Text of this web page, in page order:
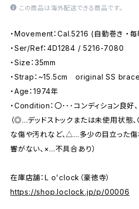
この商品は海外配送できる商品です。
・Movement：Cal.5216 (自動巻き ・
・Ser/Ref：4D1284 / 5216-7080
・Size：35mm
・Strap：~15.5cm original SS
・Age：1974年
・Condition：〇･･･コンディション良好
（◎…デッドストックまたは未使用状態
な傷や汚れなど、△…多少の目立った
響がない、×…不具合あり）
在庫店舗：L o'clock（豪徳寺）
https://shop.loclock.jp/p/00006